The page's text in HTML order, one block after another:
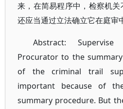
来，在简易程序中，检察机
还应当通过立法确立它在庭审
Abstract:
Procurator to the
of the criminal trail
important because of
summary procedure. But